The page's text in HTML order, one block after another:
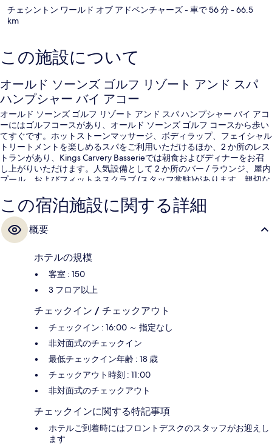
チェシントン ワールド オブ アドベンチャーズ- 車で 56 分- 66.5
km
この施設について
オールド ソーンズ ゴルフ リゾート アンド スパ
ハンプシャー バイ アコー
オールド ソーンズ ゴルフ リゾート アンド スパ ハンプシャー バイ アコ
ーにはゴルフコースがあり、オールド ソーンズ ゴルフ コースから歩い
てすぐです。ホットストーンマッサージ、ボディラップ、フェイシャル
トリートメントを楽しめるスパをご利用いただけるほか、2 か所のレス
トランがあり、Kings Carvery Basserieでは朝食およびディナーをお召
し上がりいただけます。人気設備として 2 か所のバー / ラウンジ、屋内
プール、およびフィットネスクラブ (スタッフ常駐)があります。親切な
この宿泊施設に関する詳細
概要
ホテルの規模
客室 : 150
3 フロア以上
チェックイン / チェックアウト
チェックイン : 16:00 ～ 指定なし
非対面式のチェックイン
最低チェックイン年齢 : 18 歳
チェックアウト時刻 : 11:00
非対面式のチェックアウト
チェックインに関する特記事項
ホテルご到着時にはフロントデスクのスタッフがお迎えし
ます